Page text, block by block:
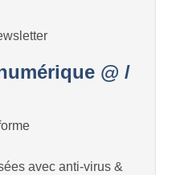
@ /
avec anti-virus &